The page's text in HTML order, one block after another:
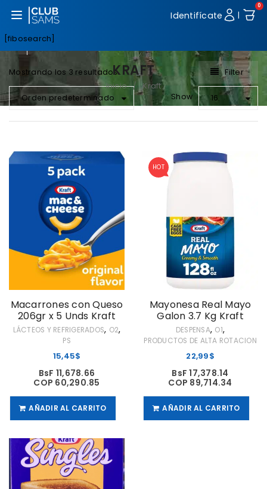
Abrir menú Identifícate |
0
[fibosearch]
KRAFT
Inicio / Kraft
Mostrando los 3 resultados Filter
Orden predeterminado Show 16
LÁCTEOS Y REFRIGERADOS, O2,
PS
Macarrones con Queso
206gr x 5 Unds Kraft
15,45$
BsF 11,678.66
COP 60,290.85
AÑADIR AL CARRITO
HOT
DESPENSA, O1,
PRODUCTOS DE ALTA ROTACION
Mayonesa Real Mayo
Galon 3.7 Kg Kraft
22,99$
BsF 17,378.14
COP 89,714.34
AÑADIR AL CARRITO